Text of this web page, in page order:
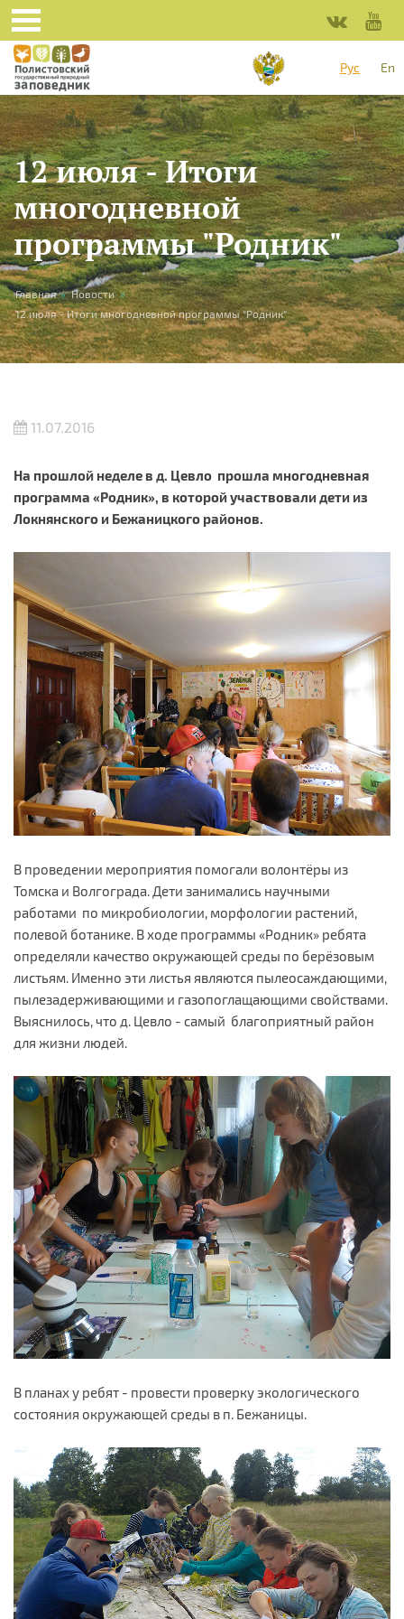
Перейти к основному содержанию
Рус
En
12 июля - Итоги
многодневной
программы "Родник"
Вы здесь
Главная » Новости »
12 июля - Итоги многодневной программы "Родник"
11.07.2016
На прошлой неделе в д. Цевло прошла многодневная
программа «Родник», в которой участвовали дети из
Локнянского и Бежаницкого районов.
В проведении мероприятия помогали волонтёры из
Томска и Волгограда. Дети занимались научными
работами по микробиологии, морфологии растений,
полевой ботанике. В ходе программы «Родник» ребята
определяли качество окружающей среды по берёзовым
листьям. Именно эти листья являются пылеосаждающими,
пылезадерживающими и газопоглащающими свойствами.
Выяснилось, что д. Цевло - самый благоприятный район
для жизни людей.
В планах у ребят - провести проверку экологического
состояния окружающей среды в п. Бежаницы.